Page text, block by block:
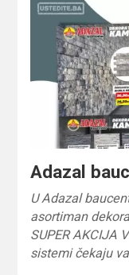
Adazal
U Adazal
asortiman
SUPER AKCIJA
sistemi čekaju